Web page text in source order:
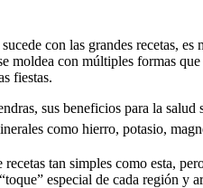
con las grandes recetas,
moldea con múltiples formas
fiestas.
sus beneficios para la
como hierro, potasio,
tan simples como esta,
especial de cada región y